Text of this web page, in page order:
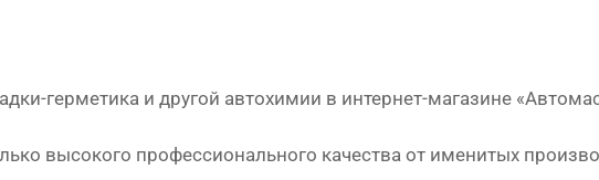
герметика и другой автохимии в интернет-магазине
высокого профессионального качества от именитых